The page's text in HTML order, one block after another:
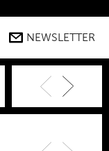
NEWSLETTER
13.08
Czwartek